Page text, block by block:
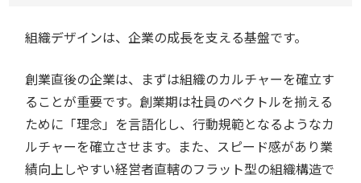
組織デザインは、企業の成長を支える基盤です。
創業直後の企業は、まずは組織のカルチャーを確立す
ることが重要です。創業期は社員のベクトルを揃える
ために「理念」を言語化し、行動規範となるようなカ
ルチャーを確立させます。また、スピード感があり業
績向上しやすい経営者直轄のフラット型の組織構造で